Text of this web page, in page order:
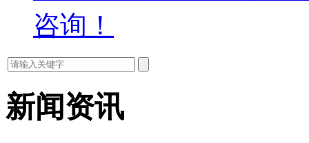
咨询！
新闻资讯